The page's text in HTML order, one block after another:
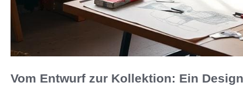
Vom Entwurf zur Kollektion: Ein